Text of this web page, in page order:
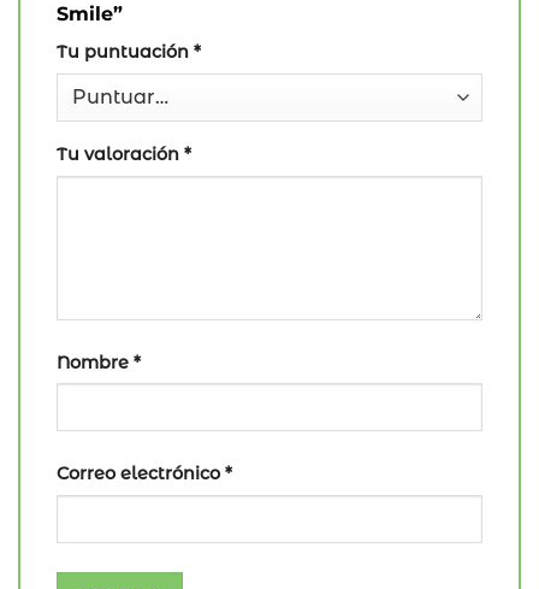
Smile”
Tu puntuación *
Tu valoración *
Nombre *
Correo electrónico *